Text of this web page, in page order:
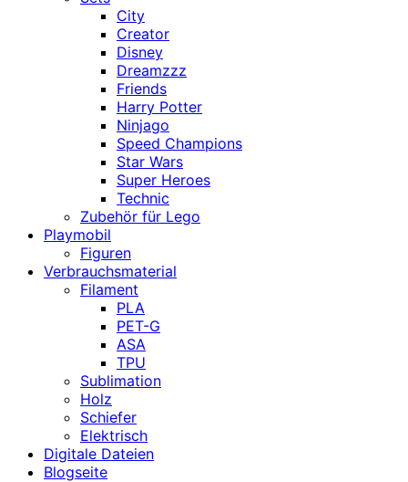
City
Creator
Disney
Dreamzzz
Friends
Harry Potter
Ninjago
Speed Champions
Star Wars
Super Heroes
Technic
Zubehör für Lego
Playmobil
Figuren
Verbrauchsmaterial
Filament
PLA
PET-G
ASA
TPU
Sublimation
Holz
Schiefer
Elektrisch
Digitale Dateien
Blogseite